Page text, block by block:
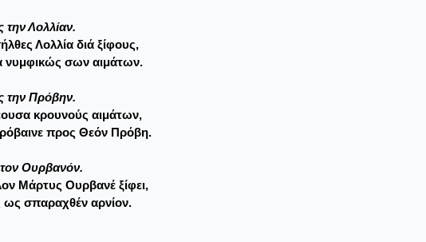
την Λολλίαν.
Λολλία διά ξίφους,
νυμφικώς σων αιμάτων.
την Πρόβην.
κρουνούς αιμάτων,
προς Θεόν Πρόβη.
τον Oυρβανόν.
Mάρτυς Oυρβανέ ξίφει,
ως σπαραχθέν αρνίον.